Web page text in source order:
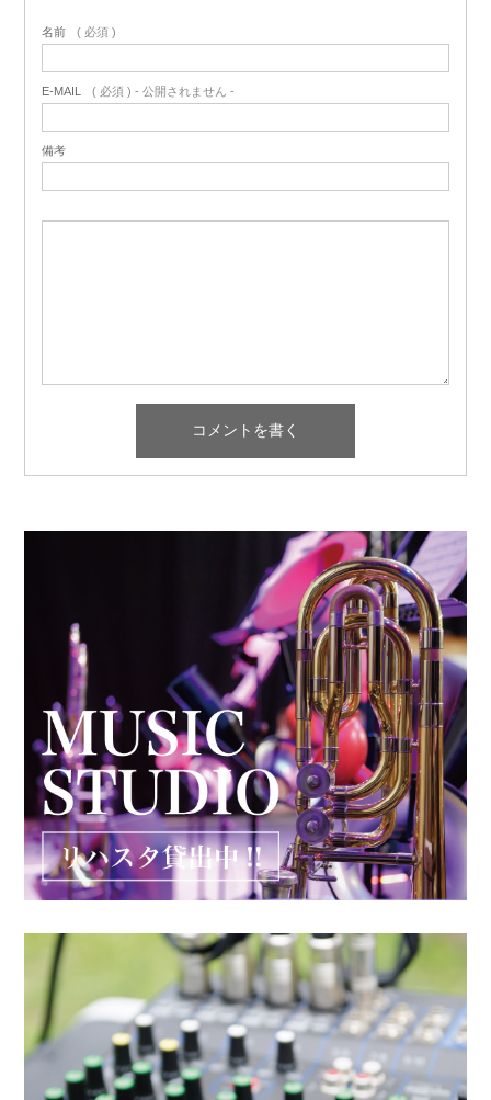
名前 ( 必須 )
E-MAIL ( 必須 ) - 公開されません -
備考